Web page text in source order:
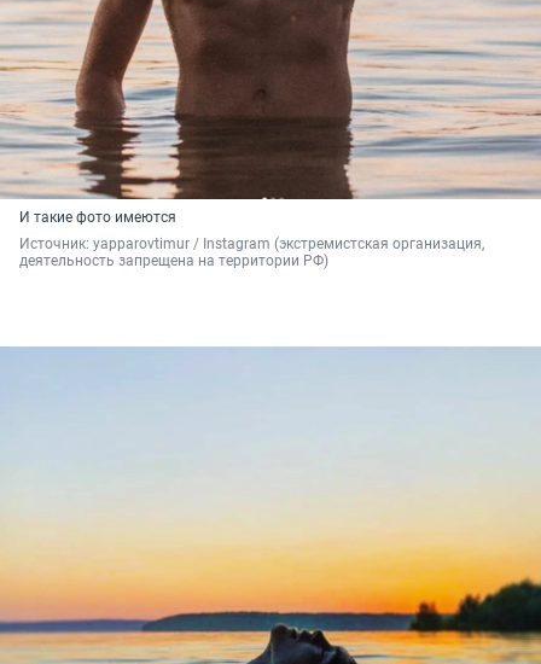
И такие фото имеются
Источник: yapparovtimur / Instagram (экстремистская организация,
деятельность запрещена на территории РФ)